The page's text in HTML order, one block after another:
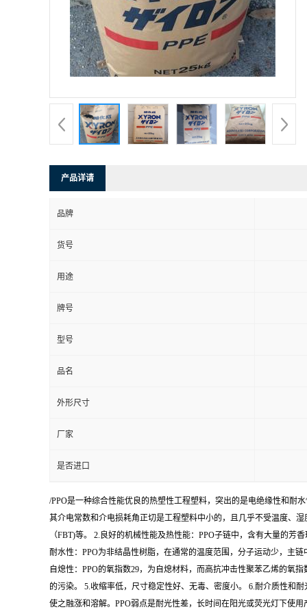
产品详请
品牌
货号
用途
牌号
型号
品名
外形尺寸
厂家
是否进口
/PPO是一种综合性能优良的热塑性工程塑料，突出的是电绝缘性和耐
其介电常数和介电损耗角正切是工程塑料中小的，且几乎不受温度、
（FBT)等。 2.良好的机械性能及热性能：PPO子链中，含有大量的
耐水性：PPO为非结晶性树脂，在通常的温度范围，分子运动少，主
自熄性：PPO的氧指数29，为自熄材料，而高抗冲击性聚苯乙烯的氧
的污染。 5.收缩率低，尺寸稳定性好、无毒、密度小。 6.耐介质性和
使之融涨和溶解。PPO弱点是耐光性差，长时间在阳光或荧光灯下使